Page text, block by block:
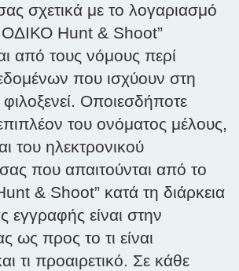
σχετικά με το λογαριασμό
Hunt & Shoot”
από τους νόμους περί
που ισχύουν στη
Οποιεσδήποτε
του ονόματος μέλους,
του ηλεκτρονικού
που απαιτούνται από το
& Shoot” κατά τη διάρκεια
εγγραφής είναι στην
ως προς το τι είναι
τι προαιρετικό. Σε κάθε